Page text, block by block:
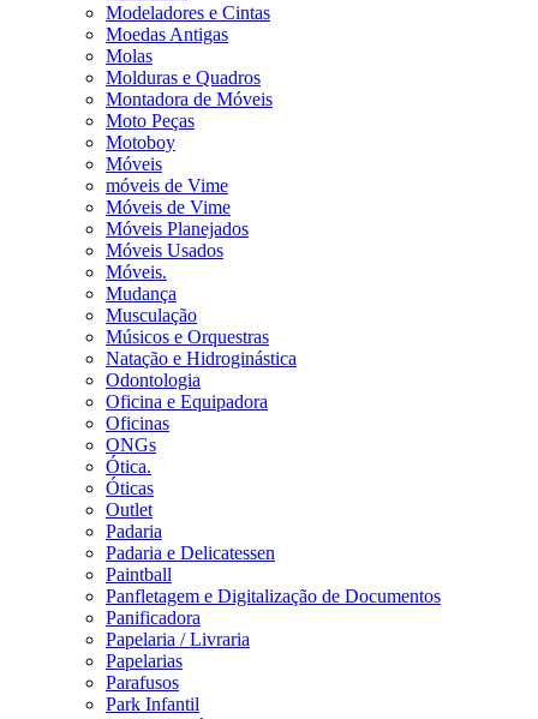
Modeladores e Cintas
Moedas Antigas
Molas
Molduras e Quadros
Montadora de Móveis
Moto Peças
Motoboy
Móveis
móveis de Vime
Móveis de Vime
Móveis Planejados
Móveis Usados
Móveis.
Mudança
Musculação
Músicos e Orquestras
Natação e Hidroginástica
Odontologia
Oficina e Equipadora
Oficinas
ONGs
Ótica.
Óticas
Outlet
Padaria
Padaria e Delicatessen
Paintball
Panfletagem e Digitalização de Documentos
Panificadora
Papelaria / Livraria
Papelarias
Parafusos
Park Infantil